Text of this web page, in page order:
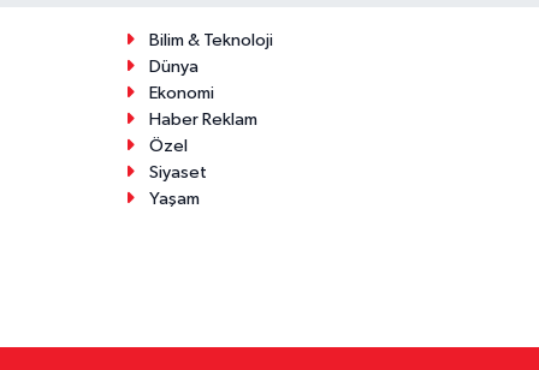
Bilim & Teknoloji
Dünya
Ekonomi
Haber Reklam
Özel
Siyaset
Yaşam